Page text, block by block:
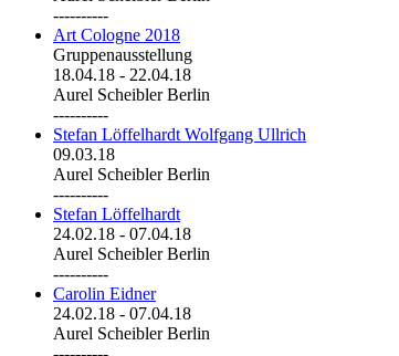
----------
Art Cologne 2018
Gruppenausstellung
18.04.18 - 22.04.18
Aurel Scheibler Berlin
----------
Stefan Löffelhardt Wolfgang Ullrich
09.03.18
Aurel Scheibler Berlin
----------
Stefan Löffelhardt
24.02.18 - 07.04.18
Aurel Scheibler Berlin
----------
Carolin Eidner
24.02.18 - 07.04.18
Aurel Scheibler Berlin